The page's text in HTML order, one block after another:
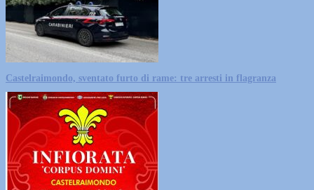
Castelraimondo, sventato furto di rame: tre arresti in flagranza